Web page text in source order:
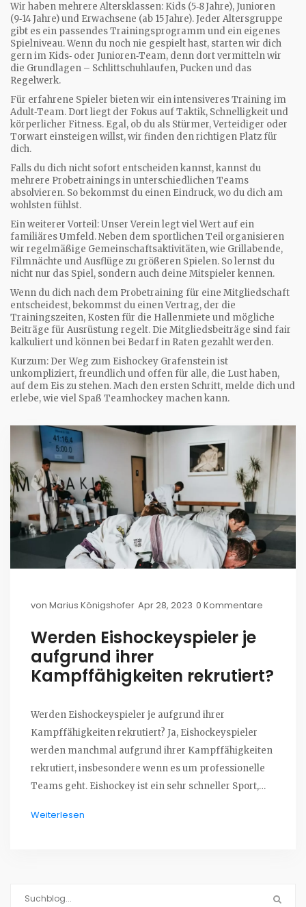
Wir haben mehrere Altersklassen: Kids (5‑8 Jahre), Junioren
(9‑14 Jahre) und Erwachsene (ab 15 Jahre). Jeder Altersgruppe
gibt es ein passendes Trainingsprogramm und ein eigenes
Spielniveau. Wenn du noch nie gespielt hast, starten wir dich
gern im Kids‑ oder Junioren‑Team, denn dort vermitteln wir
die Grundlagen – Schlittschuhlaufen, Pucken und das
Regelwerk.
Für erfahrene Spieler bieten wir ein intensiveres Training im
Adult‑Team. Dort liegt der Fokus auf Taktik, Schnelligkeit und
körperlicher Fitness. Egal, ob du als Stürmer, Verteidiger oder
Torwart einsteigen willst, wir finden den richtigen Platz für
dich.
Falls du dich nicht sofort entscheiden kannst, kannst du
mehrere Probetrainings in unterschiedlichen Teams
absolvieren. So bekommst du einen Eindruck, wo du dich am
wohlsten fühlst.
Ein weiterer Vorteil: Unser Verein legt viel Wert auf ein
familiäres Umfeld. Neben dem sportlichen Teil organisieren
wir regelmäßige Gemeinschaftsaktivitäten, wie Grillabende,
Filmnächte und Ausflüge zu größeren Spielen. So lernst du
nicht nur das Spiel, sondern auch deine Mitspieler kennen.
Wenn du dich nach dem Probetraining für eine Mitgliedschaft
entscheidest, bekommst du einen Vertrag, der die
Trainingszeiten, Kosten für die Hallenmiete und mögliche
Beiträge für Ausrüstung regelt. Die Mitgliedsbeiträge sind fair
kalkuliert und können bei Bedarf in Raten gezahlt werden.
Kurzum: Der Weg zum Eishockey Grafenstein ist
unkompliziert, freundlich und offen für alle, die Lust haben,
auf dem Eis zu stehen. Mach den ersten Schritt, melde dich und
erlebe, wie viel Spaß Teamhockey machen kann.
von Marius Königshofer Apr 28, 2023 0 Kommentare
Werden Eishockeyspieler je
aufgrund ihrer
Kampffähigkeiten rekrutiert?
Werden Eishockeyspieler je aufgrund ihrer
Kampffähigkeiten rekrutiert? Ja, Eishockeyspieler
werden manchmal aufgrund ihrer Kampffähigkeiten
rekrutiert, insbesondere wenn es um professionelle
Teams geht. Eishockey ist ein sehr schneller Sport,
Kampffähigkeiten sind ein wichtiger Bestandteil des
dieser Fähigkeiten rekrutiert. Eishockeyspieler
Weiterlesen